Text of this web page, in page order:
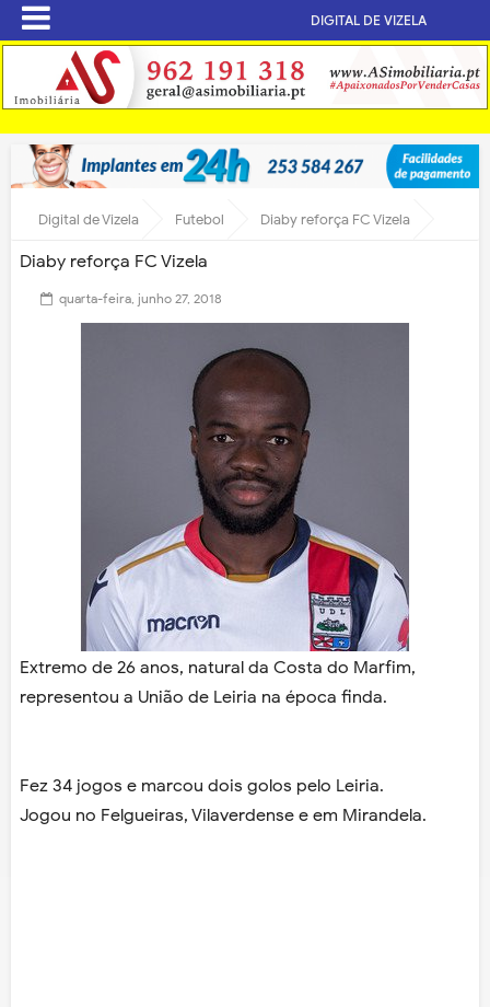
DIGITAL DE VIZELA
Digital de Vizela Futebol Diaby reforça FC Vizela
Diaby reforça FC Vizela
quarta-feira, junho 27, 2018
Extremo de 26 anos, natural da Costa do Marfim,
representou a União de Leiria na época finda.
Fez 34 jogos e marcou dois golos pelo Leiria.
Jogou no Felgueiras, Vilaverdense e em Mirandela.